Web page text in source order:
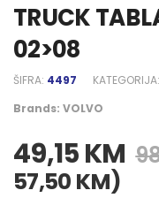
TRUCK
02>08
ŠIFRA: 4497 KATEGORIJA:
Brands: VOLVO
49,15KM
57,50 KM)